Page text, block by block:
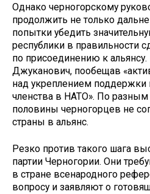
Однако черногорскому
продолжить не только
попытки убедить
республики в правильности
по присоединению к
Джуканович, пообещав
над укреплением поддержки
членства в НАТО». По
половины черногорцев не
страны в альянс.
Резко против такого шага
партии Черногории. Они
в стране всенародного
вопросу и заявляют о